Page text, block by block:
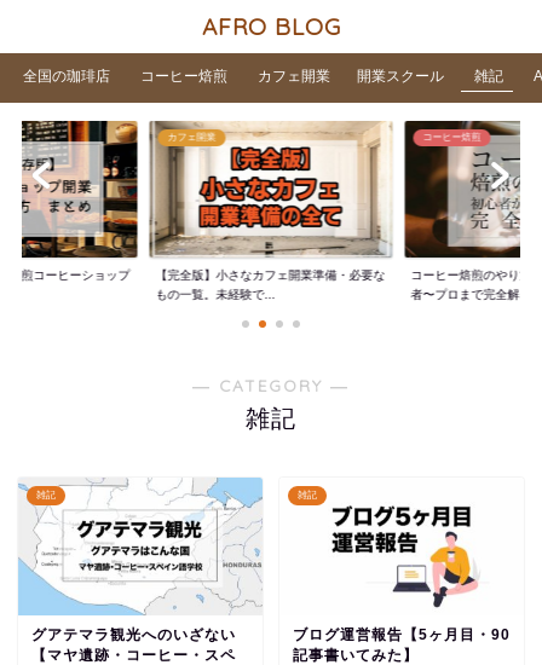
AFRO BLOG
全国の珈琲店 コーヒー焙煎 カフェ開業 開業スクール 雑記
焙煎コーヒーショップ
カフェ開業
【完全版】小さなカフェ開業準備・必要な
もの一覧。未経験で...
コーヒー焙煎
コーヒー焙煎のやり方
者〜プロまで完全解...
― CATEGORY ―
雑記
雑記
グアテマラ観光へのいざない
【マヤ遺跡・コーヒー・スペ
雑記
ブログ運営報告【5ヶ月目・90
記事書いてみた】